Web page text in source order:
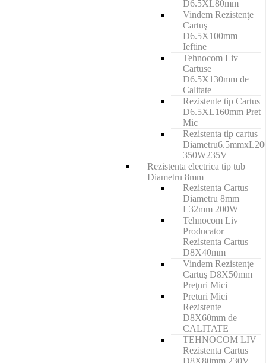
D6.5XL80mm
Vindem Rezistenţe
Cartuş
D6.5X100mm
Ieftine
Tehnocom Liv
Cartuse
D6.5X130mm de
Calitate
Rezistente tip Cartus
D6.5XL160mm Pret
Mic
Rezistenta tip cartus
350W235V
Rezistenta electrica tip tub
Diametru 8mm
Rezistenta Cartus
Diametru 8mm
L32mm 200W
Tehnocom Liv
Producator
Rezistenta Cartus
D8X40mm
Vindem Rezistenţe
Cartuş D8X50mm
Preţuri Mici
Preturi Mici
Rezistente
D8X60mm de
CALITATE
TEHNOCOM LIV
Rezistenta Cartus
D8X80mm 230V